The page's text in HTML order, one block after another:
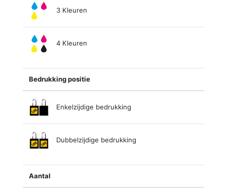
3 Kleuren
4 Kleuren
Bedrukking positie
Enkelzijdige bedrukking
Dubbelzijdige bedrukking
Aantal